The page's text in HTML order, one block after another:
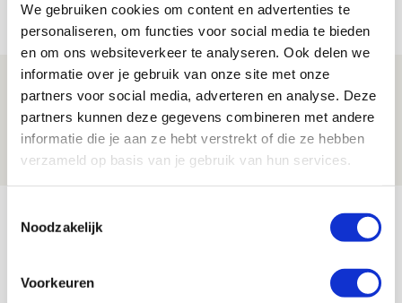
We gebruiken cookies om content en advertenties te
personaliseren, om functies voor social media te bieden
en om ons websiteverkeer te analyseren. Ook delen we
informatie over je gebruik van onze site met onze
partners voor social media, adverteren en analyse. Deze
partners kunnen deze gegevens combineren met andere
informatie die je aan ze hebt verstrekt of die ze hebben
verzameld op basis van je gebruik van hun services.
Noodzakelijk
Voorkeuren
08 AUGUSTUS 2026 - 11:34
NIEUWS
Spelen bij Jong Ajax of Ajax 1? Dat
maakt Abdalla ‘geen reet’ uit
08 AUGUSTUS 2026 - 10:04
NIEUWS
Selectiedag ballenjongens/-meiden